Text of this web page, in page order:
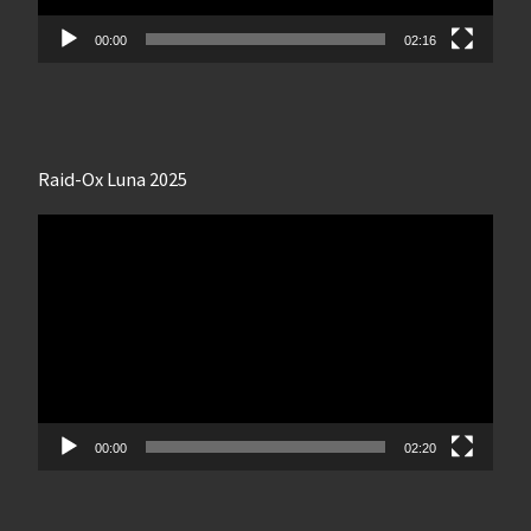
00:00 02:16
Raid-Ox Luna 2025
00:00 02:20